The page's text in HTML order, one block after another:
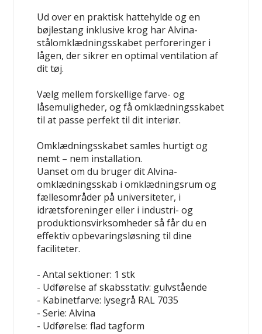
Ud over en praktisk hattehylde og en
bøjlestang inklusive krog har Alvina-
stålomklædningsskabet perforeringer i
lågen, der sikrer en optimal ventilation af
dit tøj.
Vælg mellem forskellige farve- og
låsemuligheder, og få omklædningsskabet
til at passe perfekt til dit interiør.
Omklædningsskabet samles hurtigt og
nemt – nem installation.
Uanset om du bruger dit Alvina-
omklædningsskab i omklædningsrum og
fællesområder på universiteter, i
idrætsforeninger eller i industri- og
produktionsvirksomheder så får du en
effektiv opbevaringsløsning til dine
faciliteter.
- Antal sektioner: 1 stk
- Udførelse af skabsstativ: gulvstående
- Kabinetfarve: lysegrå RAL 7035
- Serie: Alvina
- Udførelse: flad tagform